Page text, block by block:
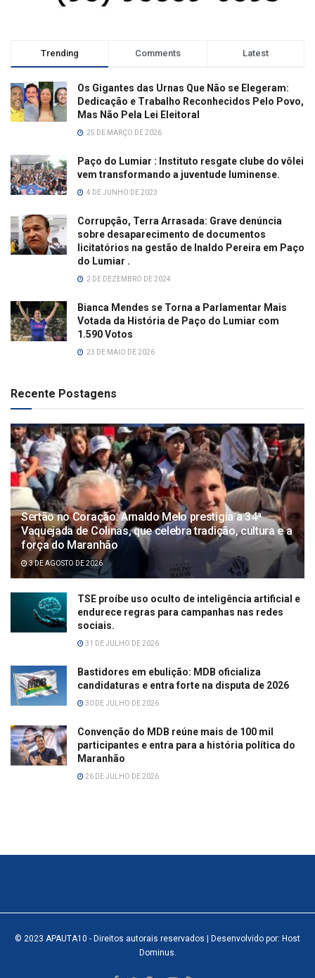
Trending Comments Latest
Os Gigantes das Urnas Que Não se Elegeram:
Dedicação e Trabalho Reconhecidos Pelo Povo,
Mas Não Pela Lei Eleitoral
25 DE MARÇO DE 2026
Paço do Lumiar : Instituto resgate clube do vôlei
vem transformando a juventude luminense.
4 DE JUNHO DE 2023
Corrupção, Terra Arrasada: Grave denúncia
sobre desaparecimento de documentos
licitatórios na gestão de Inaldo Pereira em Paço
do Lumiar .
2 DE DEZEMBRO DE 2024
Bianca Mendes se Torna a Parlamentar Mais
Votada da História de Paço do Lumiar com
1.590 Votos
23 DE MAIO DE 2026
Recente Postagens
Sertão no Coração: Arnaldo Melo prestigia a 34ª
Vaquejada de Colinas, que celebra tradição, cultura e a
força do Maranhão
3 DE AGOSTO DE 2026
TSE proíbe uso oculto de inteligência artificial e
endurece regras para campanhas nas redes
sociais.
31 DE JULHO DE 2026
Bastidores em ebulição: MDB oficializa
candidaturas e entra forte na disputa de 2026
30 DE JULHO DE 2026
Convenção do MDB reúne mais de 100 mil
participantes e entra para a história política do
Maranhão
26 DE JULHO DE 2026
© 2023 APAUTA10 - Direitos autorais reservados | Desenvolvido por: Host
Dominus.